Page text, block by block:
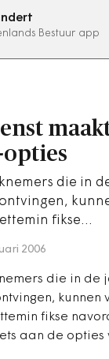
Bestuur app
abonneer nu
die in
fikse…
2006
die in de
kunnen
fikse
aan de